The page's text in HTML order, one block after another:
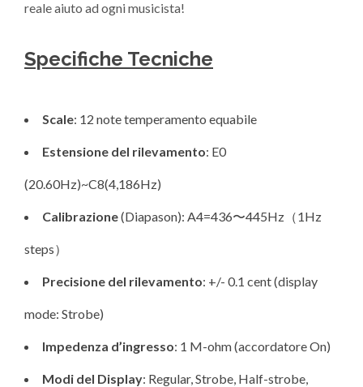
reale aiuto ad ogni musicista!
Specifiche Tecniche
Scale: 12 note temperamento equabile
Estensione del rilevamento: E0
(20.60Hz)~C8(4,186Hz)
Calibrazione(Diapason): A4=436〜445Hz（1Hz
steps）
Precisione del rilevamento: +/- 0.1 cent (display
mode: Strobe)
Impedenza d’ingresso: 1 M-ohm (accordatore On)
Modi del Display: Regular, Strobe, Half-strobe,